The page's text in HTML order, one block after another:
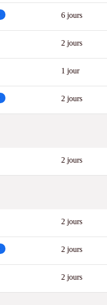
6 jours
2 jours
1 jour
2 jours
2 jours
2 jours
2 jours
2 jours